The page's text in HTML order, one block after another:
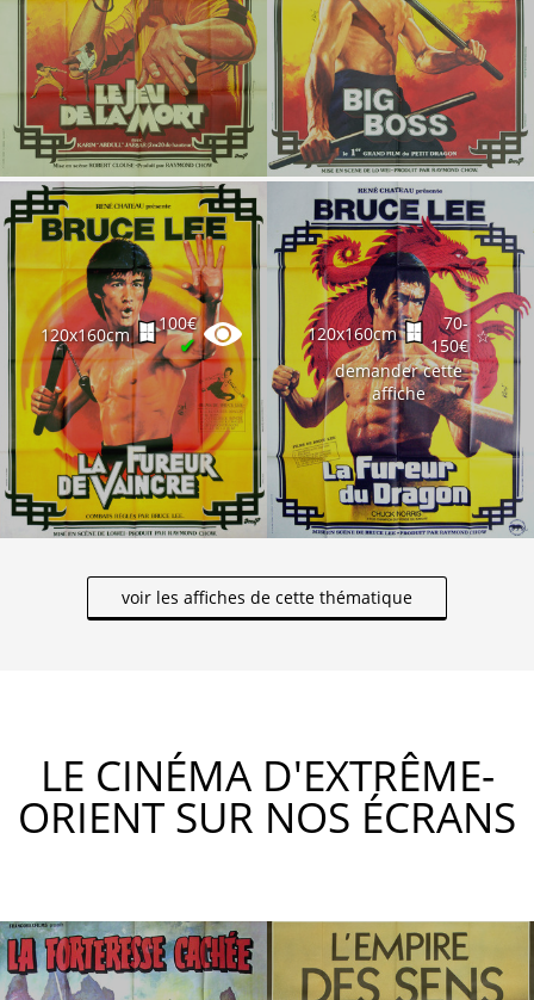
120x160cm
100€
✔ 120x160cm
70-
150€ ☆
demander cette
affiche
voir les affiches de cette thématique
LE CINÉMA D'EXTRÊME-
ORIENT SUR NOS ÉCRANS